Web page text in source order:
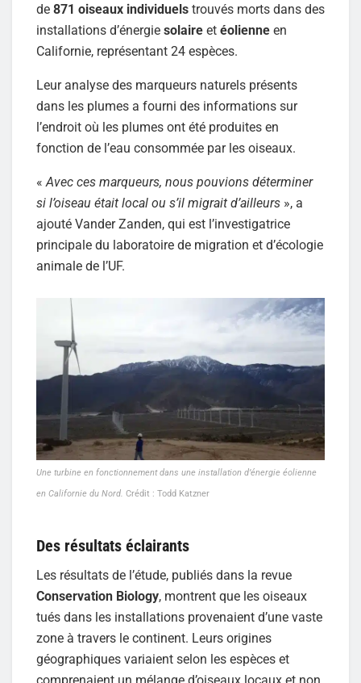
de 871 oiseaux individuels trouvés morts dans des
installations d’énergie solaire et éolienne en
Californie, représentant 24 espèces.
Leur analyse des marqueurs naturels présents
dans les plumes a fourni des informations sur
l’endroit où les plumes ont été produites en
fonction de l’eau consommée par les oiseaux.
« Avec ces marqueurs, nous pouvions déterminer
si l’oiseau était local ou s’il migrait d’ailleurs », a
ajouté Vander Zanden, qui est l’investigatrice
principale du laboratoire de migration et d’écologie
animale de l’UF.
Une turbine en fonctionnement dans une installation d’énergie éolienne
en Californie du Nord. Crédit : Todd Katzner
Des résultats éclairants
Les résultats de l’étude, publiés dans la revue
Conservation Biology, montrent que les oiseaux
tués dans les installations provenaient d’une vaste
zone à travers le continent. Leurs origines
géographiques variaient selon les espèces et
comprenaient un mélange d’oiseaux locaux et non